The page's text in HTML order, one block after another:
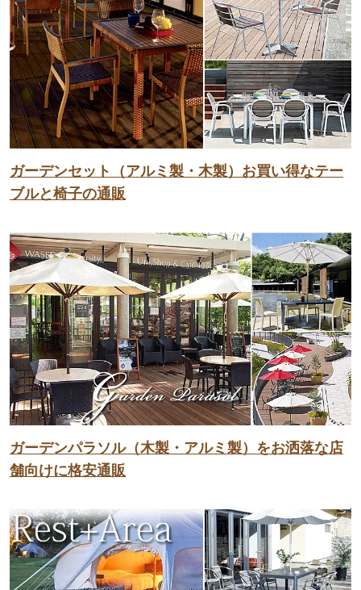
ガーデンセット（アルミ製・木製）お買い得なテー
ブルと椅子の通販
ガーデンパラソル（木製・アルミ製）をお洒落な店
舗向けに格安通販